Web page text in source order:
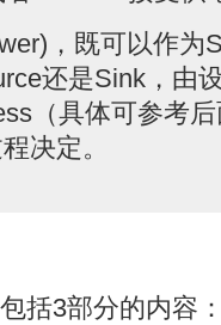
，既可以作为
还是Sink，由
（具体可参考
决定。
括3部分的内容